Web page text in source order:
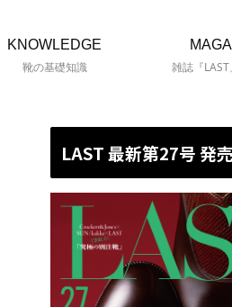
KNOWLEDGE
靴の基礎知識
雑誌『
LAST 最新第27号 発